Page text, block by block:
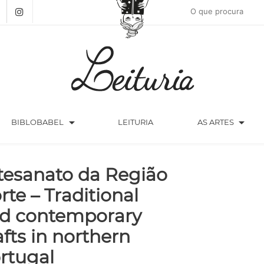
BIBLOBABEL arrow_drop_down LEITURIA AS ARTES arrow_drop_down
da Região
– Traditional
contemporary
in northern